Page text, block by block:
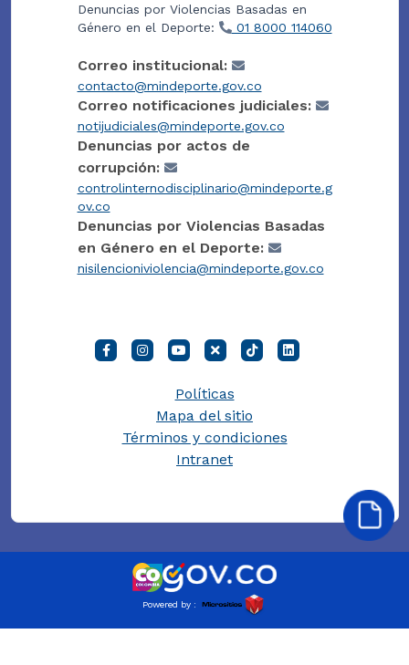
Denuncias por Violencias Basadas en
Género en el Deporte:
01 8000 114060
Correo institucional:
contacto@mindeporte.gov.co
Correo notificaciones judiciales:
notijudiciales@mindeporte.gov.co
Denuncias por actos de
corrupción:
controlinternodisciplinario@mindeporte.g
ov.co
Denuncias por Violencias Basadas
en Género en el Deporte:
nisilencioniviolencia@mindeporte.gov.co
Políticas
Mapa del sitio
Términos y condiciones
Intranet
Powered by :